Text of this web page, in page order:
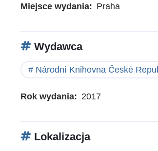
Miejsce wydania Praha
Wydawca
Národní Knihovna České
Rok wydania 2017
Lokalizacja